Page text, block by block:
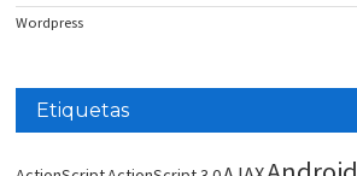
Wordpress
Etiquetas